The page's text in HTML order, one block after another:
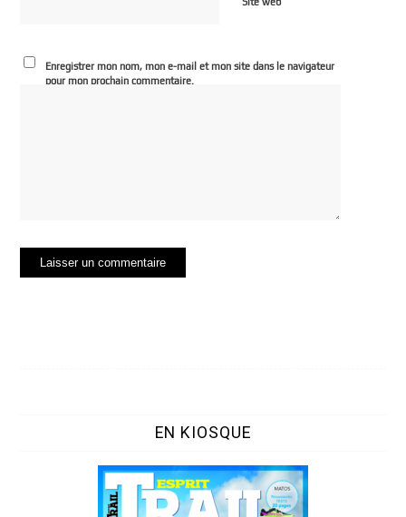
Enregistrer mon nom, mon e-mail et mon site dans le navigateur
pour mon prochain commentaire.
EN KIOSQUE